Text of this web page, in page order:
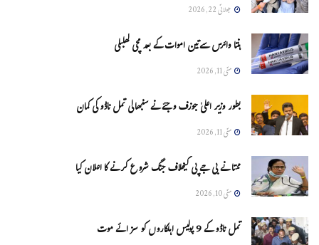
جولائی 22, 2026
ہنتا وائرس سےتین اموات کے بعد مچی کھلبلی
مئی 11, 2026
بطور وزیر اعلیٰ جوزف وجئے نے سنبھالی تمل ناڈو کی کمان
مئی 11, 2026
ممتا نے بی جے پی کیخلاف جنگ شروع کرنے کا اعلان کیا
مئی 10, 2026
تمل ناڈو کے 9 پولیس اہلکاروں کو سزائے موت